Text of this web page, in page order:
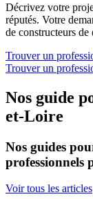
Décrivez votre
réputés. Votre
de constructeurs
Trouver un
Trouver un
Nos guide
et-Loire
Nos guides
professionnels
Voir tous les articles